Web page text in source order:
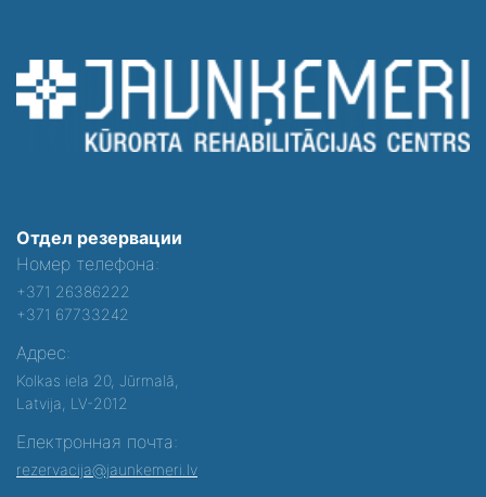
Отдел резервации
Номер телефона:
+371 26386222
+371 67733242
Адрес:
Kolkas iela 20, Jūrmalā,
Latvija, LV-2012
Електронная почта:
rezervacija@jaunkemeri.lv